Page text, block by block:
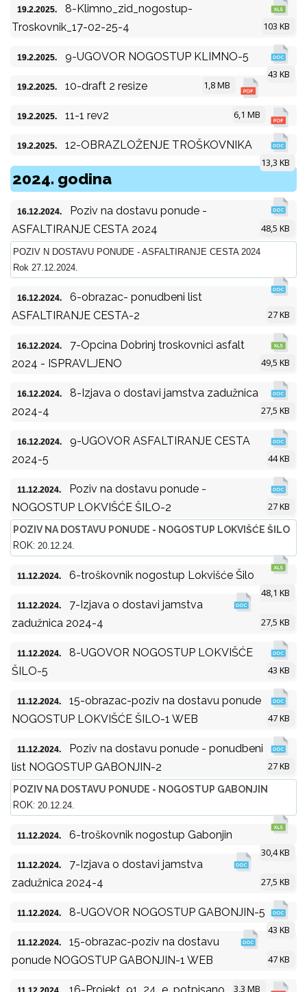
19.2.2025.
8-Klimno_zid_nogostup-
Troskovnik_17-02-25-4
103 KB
19.2.2025. 9-UGOVOR NOGOSTUP KLIMNO-5
43 KB
19.2.2025. 10-draft 2 resize 1,8 MB
19.2.2025. 11-1 rev2 6,1 MB
19.2.2025. 12-OBRAZLOŽENJE TROŠKOVNIKA
13,3 KB
2024. godina
16.12.2024.
Poziv na dostavu ponude -
ASFALTIRANJE CESTA 2024
48,5 KB
POZIV N DOSTAVU PONUDE - ASFALTIRANJE CESTA 2024
Rok 27.12.2024.
16.12.2024.
6-obrazac- ponudbeni list
ASFALTIRANJE CESTA-2
27 KB
16.12.2024.
7-Opcina Dobrinj troskovnici asfalt
2024 - ISPRAVLJENO
49,5 KB
16.12.2024.
8-Izjava o dostavi jamstva zadužnica
2024-4
27,5 KB
16.12.2024.
9-UGOVOR ASFALTIRANJE CESTA
2024-5
44 KB
11.12.2024.
Poziv na dostavu ponude -
NOGOSTUP LOKVIŠĆE ŠILO-2
27 KB
POZIV NA DOSTAVU PONUDE - NOGOSTUP LOKVIŠĆE ŠILO
ROK: 20.12.24.
11.12.2024. 6-troškovnik nogostup Lokvišće Šilo
48,1 KB
11.12.2024.
7-Izjava o dostavi jamstva
zadužnica 2024-4
27,5 KB
11.12.2024.
8-UGOVOR NOGOSTUP LOKVIŠĆE
ŠILO-5
43 KB
11.12.2024.
15-obrazac-poziv na dostavu ponude
NOGOSTUP LOKVIŠĆE ŠILO-1 WEB
47 KB
11.12.2024.
Poziv na dostavu ponude - ponudbeni
list NOGOSTUP GABONJIN-2
27 KB
POZIV NA DOSTAVU PONUDE - NOGOSTUP GABONJIN
ROK: 20.12.24.
11.12.2024. 6-troškovnik nogostup Gabonjin
30,4 KB
11.12.2024.
7-Izjava o dostavi jamstva
zadužnica 2024-4
27,5 KB
11.12.2024. 8-UGOVOR NOGOSTUP GABONJIN-5
43 KB
11.12.2024.
15-obrazac-poziv na dostavu
ponude NOGOSTUP GABONJIN-1 WEB
47 KB
3,3 MB